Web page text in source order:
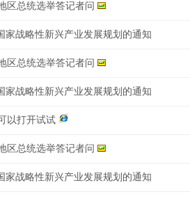
区总统选举答记者问
家战略性新兴产业发展规划的通知
区总统选举答记者问
家战略性新兴产业发展规划的通知
以打开试试
区总统选举答记者问
家战略性新兴产业发展规划的通知